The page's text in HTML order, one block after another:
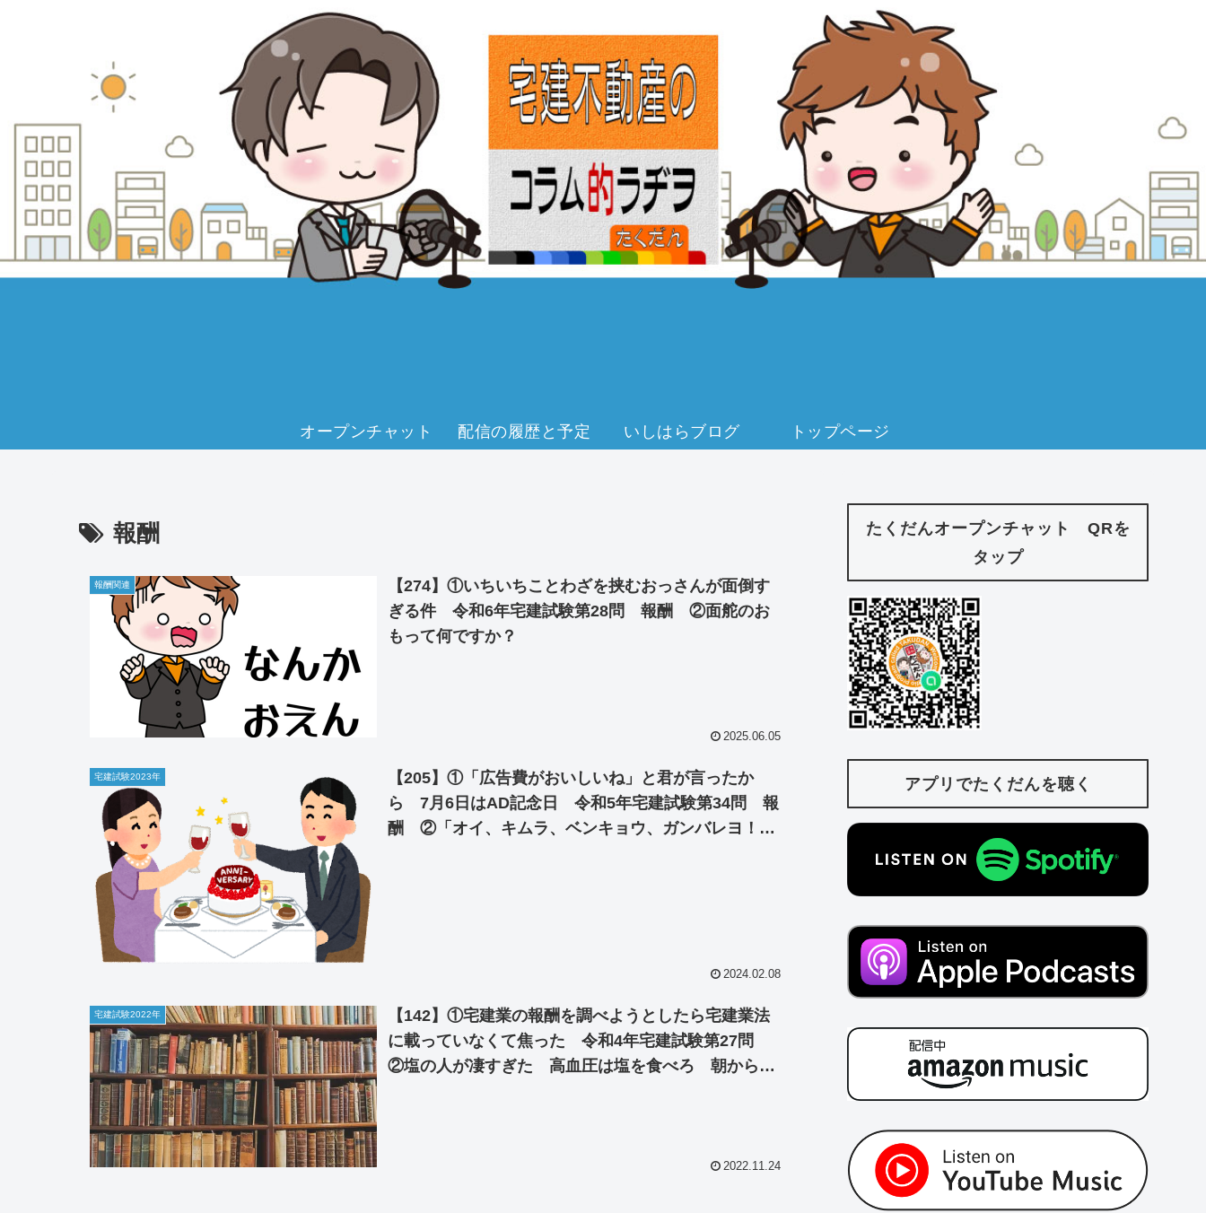
オープンチャット 配信の履歴と予定 いしはらブログ トップページ
報酬
報酬関連
【274】①いちいちことわざを挟むおっさんが面倒す
ぎる件 令和6年宅建試験第28問 報酬 ②面舵のお
もって何ですか？
2025.06.05
宅建試験2023年
【205】①「広告費がおいしいね」と君が言ったか
ら 7月6日はAD記念日 令和5年宅建試験第34問 報
酬 ②「オイ、キムラ、ベンキョウ、ガンバレヨ！」
2024.02.08
宅建試験2022年
【142】①宅建業の報酬を調べようとしたら宅建業法
に載っていなくて焦った 令和4年宅建試験第27問
②塩の人が凄すぎた 高血圧は塩を食べろ 朝から塩
2022.11.24
たくだんオープンチャット QRを
タップ
アプリでたくだんを聴く